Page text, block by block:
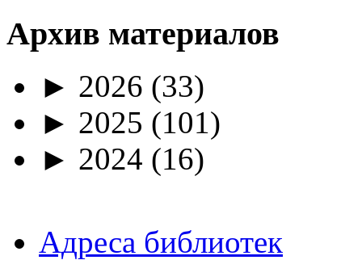
Архив материалов
► 2026 (33)
► 2025 (101)
► 2024 (16)
Адреса библиотек